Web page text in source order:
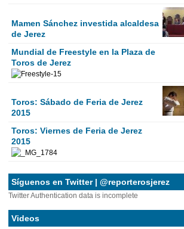
Mamen Sánchez investida alcaldesa
de Jerez
Mundial de Freestyle en la Plaza de
Toros de Jerez
Toros: Sábado de Feria de Jerez
2015
Toros: Viernes de Feria de Jerez
2015
Síguenos en Twitter | @reporterosjerez
Twitter Authentication data is incomplete
Videos